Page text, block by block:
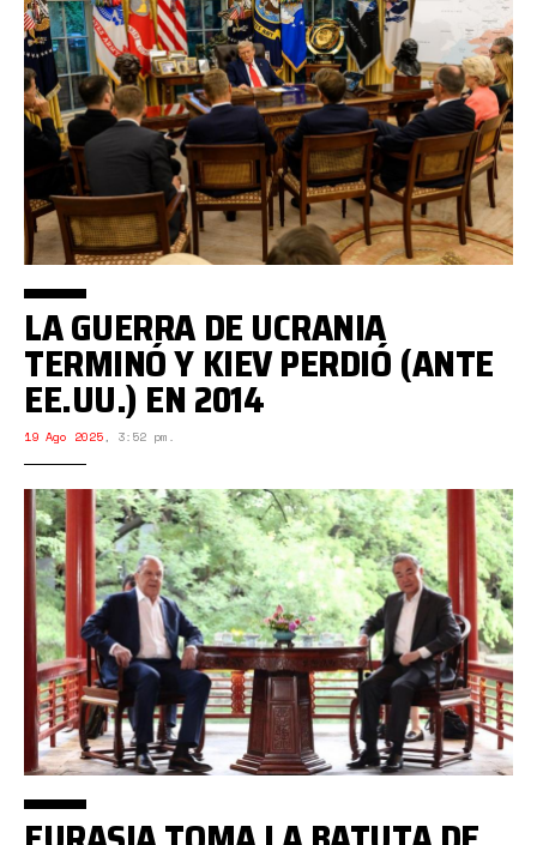
LA GUERRA DE UCRANIA
TERMINÓ Y KIEV PERDIÓ (ANTE
EE.UU.) EN 2014
19 Ago 2025, 3:52 pm.